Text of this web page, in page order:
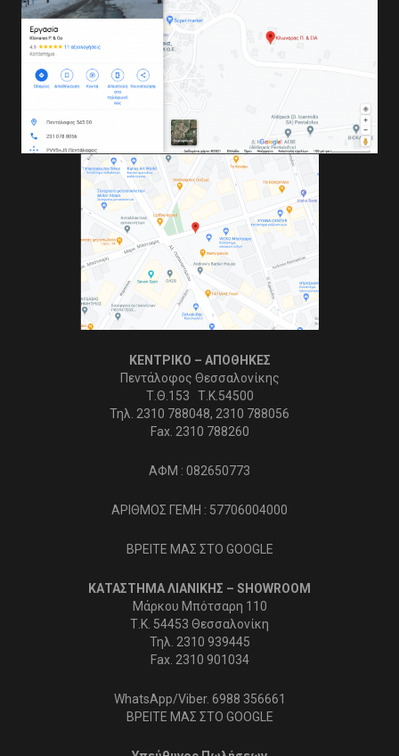
ΚΕΝΤΡΙΚΟ – ΑΠΟΘΗΚΕΣ
Πεντάλοφος Θεσσαλονίκης
Τ.Θ.153 Τ.Κ.54500
Τηλ. 2310 788048, 2310 788056
Fax. 2310 788260
ΑΦΜ : 082650773
ΑΡΙΘΜΟΣ ΓΕΜΗ : 57706004000
ΒΡΕΙΤΕ ΜΑΣ ΣΤΟ GOOGLE
ΚΑΤΑΣΤΗΜΑ ΛΙΑΝΙΚΗΣ – SHOWROOM
Μάρκου Μπότσαρη 110
Τ.Κ. 54453 Θεσσαλονίκη
Τηλ. 2310 939445
Fax. 2310 901034
WhatsApp/Viber. 6988 356661
ΒΡΕΙΤΕ ΜΑΣ ΣΤΟ GOOGLE